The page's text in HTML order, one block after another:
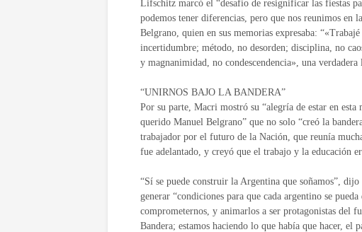
Lifschitz marcó el “desafío de resignificar las fiestas
podemos tener diferencias, pero que nos reunimos en
Belgrano, quien en sus memorias expresaba:
incertidumbre; método, no desorden; disciplina, no
y magnanimidad, no condescendencia», una
“UNIRNOS BAJO LA BANDERA”
Por su parte, Macri mostró su “alegría de estar en
querido Manuel Belgrano” que no solo “creó la
trabajador por el futuro de la Nación, que reunía
fue adelantado, y creyó que el trabajo y la educación
“Sí se puede construir la Argentina que soñamos”,
generar “condiciones para que cada argentino se
comprometernos, y animarlos a ser protagonistas del
Bandera; estamos haciendo lo que había que hacer, el